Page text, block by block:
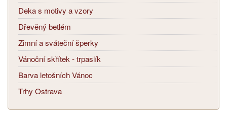
Deka s motivy a vzory
Dřevěný betlém
Zimní a sváteční šperky
Vánoční skřítek - trpaslík
Barva letošních Vánoc
Trhy Ostrava